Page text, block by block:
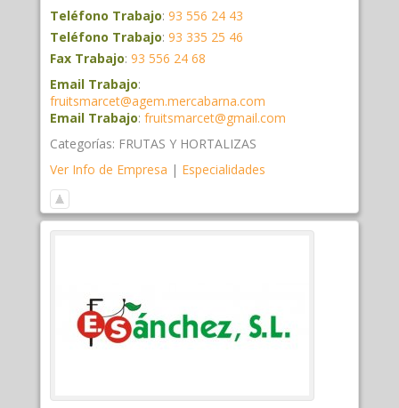
Teléfono Trabajo: 93 556 24 43
Teléfono Trabajo: 93 335 25 46
Fax Trabajo: 93 556 24 68
Email Trabajo:
fruitsmarcet@agem.mercabarna.com
Email Trabajo: fruitsmarcet@gmail.com
Categorías: FRUTAS Y HORTALIZAS
Ver Info de Empresa | Especialidades